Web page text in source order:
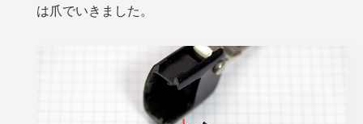
は爪でいきました。